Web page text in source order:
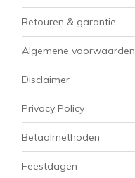
Retouren & garantie
Algemene voorwaarden
Disclaimer
Privacy Policy
Betaalmethoden
Feestdagen